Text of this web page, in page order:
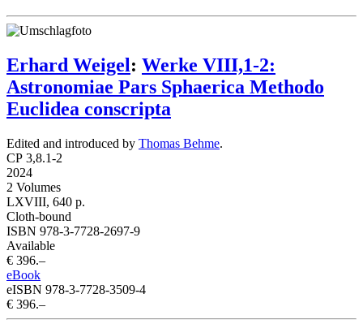
Erhard Weigel: Werke VIII,1-2:
Astronomiae Pars Sphaerica Methodo
Euclidea conscripta
Edited and introduced by Thomas Behme.
CP 3,8.1-2
2024
2 Volumes
LXVIII, 640 p.
Cloth-bound
ISBN 978-3-7728-2697-9
Available
€ 396.–
eBook
eISBN 978-3-7728-3509-4
€ 396.–